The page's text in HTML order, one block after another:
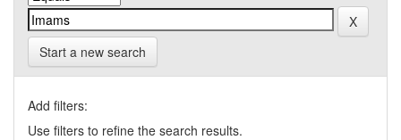
Start a new search
Add filters:
Use filters to refine the search results.